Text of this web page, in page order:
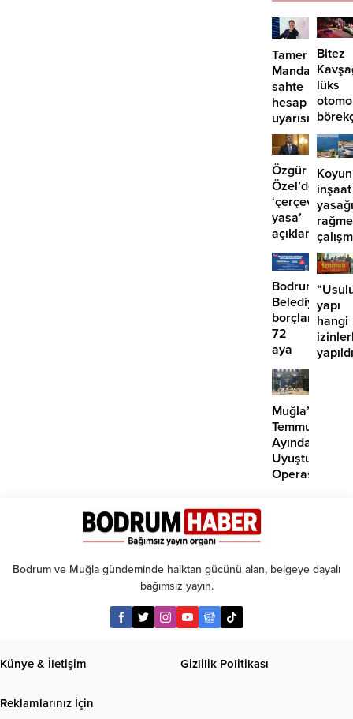
Tamer
sahte
hesap
uyarısı
Bitez
lüks
girdi:
2
Özgür
Özel’den
‘çerçeve
yasa’
açıklaması:
‘İmza
atma
çabamız
yok’
inşaat
iddiası
Bodrum
borçlara
72
aya
kadar
taksit
yapı
hangi
Muğla’da
Temmuz
Ayında
Uyuşturucu
Operasyonu:
Bodrum ve Muğla gündeminde halktan gücünü alan, belgeye dayalı
bağımsız yayın.
Künye & İletişim Gizlilik Politikası
Reklamlarınız İçin